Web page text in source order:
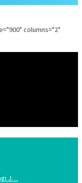
columns="2"
J…